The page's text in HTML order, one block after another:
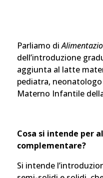
Parliamo di
dell’introduzione
aggiunta al latte
pediatra,
Materno Infantile
Cosa si intende per
complementare?
Si intende